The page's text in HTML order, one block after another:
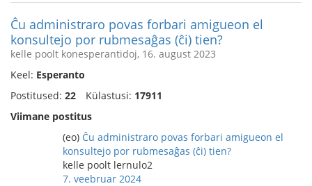
Ĉu administraro povas forbari amigueon el
konsultejo por rubmesaĝas (ĉi) tien?
kelle poolt konesperantidoj, 16. august 2023
Keel: Esperanto
Postitused: 22 Külastusi: 17911
Viimane postitus
(eo) Ĉu administraro povas forbari amigueon el
konsultejo por rubmesaĝas (ĉi) tien?
kelle poolt lernulo2
7. veebruar 2024